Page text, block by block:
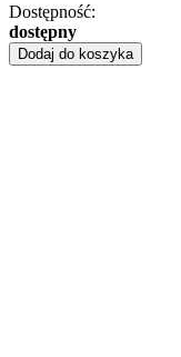
Dostępność:
dostępny
Dodaj do koszyka